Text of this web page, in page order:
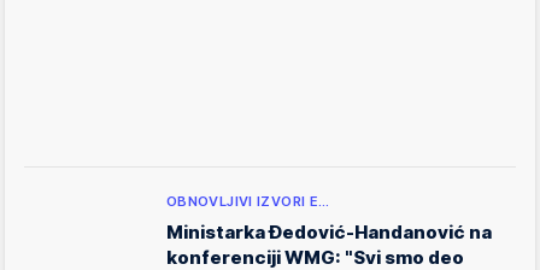
OBNOVLJIVI IZVORI E…
Ministarka Đedović-Handanović na
konferenciji WMG: "Svi smo deo